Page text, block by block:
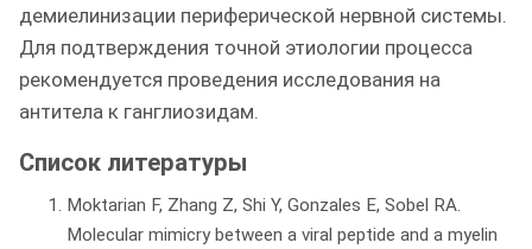
демиелинизации периферической нервной системы.
Для подтверждения точной этиологии процесса
рекомендуется проведения исследования на
антитела к ганглиозидам.
Список литературы
Moktarian F, Zhang Z, Shi Y, Gonzales E, Sobel RA.
Molecular mimicry between a viral peptide and a myelin